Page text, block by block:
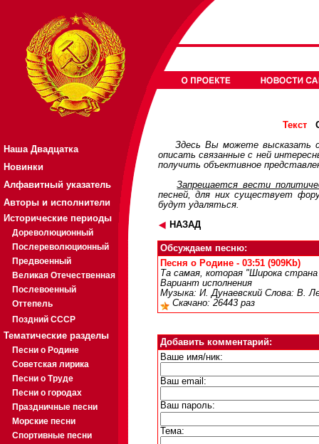
Наша Двадцатка
Новинки
Алфавитный указатель
Авторы и исполнители
Исторические периоды
Дореволюционный
Послереволюционный
Предвоенный
Великая Отечественная
Послевоенный
Оттепель
Поздний СССР
Тематические разделы
Песни о Родине
Советская лирика
Песни о Труде
Песни о городах
Праздничные песни
Морские песни
Спортивные песни
Текст
Здесь Вы можете высказать
описать связанные с ней
получить объективное
Запрещается вести
песней, для них существует
будут удаляться.
НАЗАД
Обсуждаем песню:
Песня о Родине - 03:51 (909Kb)
Та самая, которая "Широка
Вариант исполнения
Музыка: И. Дунаевский Слова: В.
Скачано: 26443 раз
Добавить комментарий:
Ваше имя/ник:
Ваш email:
Ваш пароль:
Тема: